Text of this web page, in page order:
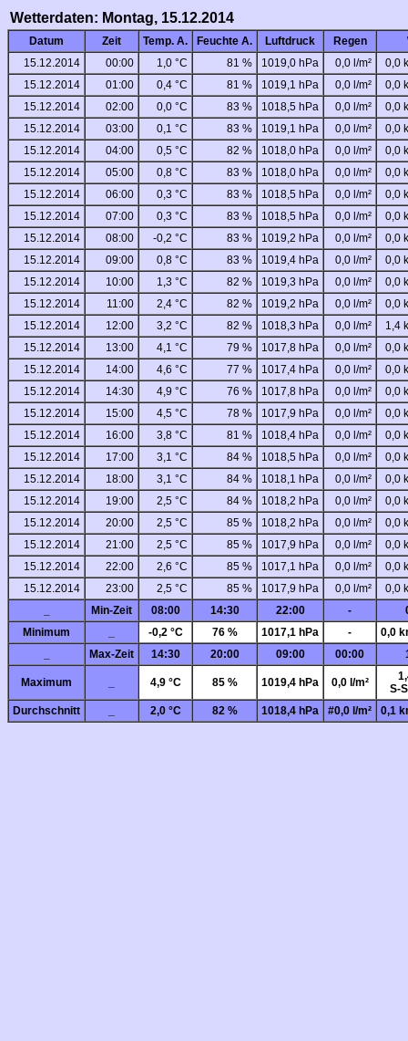
Wetterdaten: Montag, 15.12.2014
Datum Zeit Temp. A. Feuchte A. Luftdruck Regen
15.12.2014
00:00 1,0 °C 81 % 1019,0 hPa 0,0 l/m²
0,0
15.12.2014
01:00 0,4 °C 81 % 1019,1 hPa 0,0 l/m²
0,0
15.12.2014
02:00 0,0 °C 83 % 1018,5 hPa 0,0 l/m²
0,0
15.12.2014
03:00 0,1 °C 83 % 1019,1 hPa 0,0 l/m²
0,0
15.12.2014
04:00 0,5 °C 82 % 1018,0 hPa 0,0 l/m²
0,0
15.12.2014
05:00 0,8 °C 83 % 1018,0 hPa 0,0 l/m²
0,0
15.12.2014
06:00 0,3 °C 83 % 1018,5 hPa 0,0 l/m²
0,0
15.12.2014
07:00 0,3 °C 83 % 1018,5 hPa 0,0 l/m²
0,0
15.12.2014
08:00 -0,2 °C 83 % 1019,2 hPa 0,0 l/m²
0,0
15.12.2014
09:00 0,8 °C 83 % 1019,4 hPa 0,0 l/m²
0,0
15.12.2014
10:00 1,3 °C 82 % 1019,3 hPa 0,0 l/m²
0,0
15.12.2014
11:00 2,4 °C 82 % 1019,2 hPa 0,0 l/m²
0,0
15.12.2014
12:00 3,2 °C 82 % 1018,3 hPa 0,0 l/m²
1,4
15.12.2014
13:00 4,1 °C 79 % 1017,8 hPa 0,0 l/m²
0,0
15.12.2014
14:00 4,6 °C 77 % 1017,4 hPa 0,0 l/m²
0,0
15.12.2014
14:30 4,9 °C 76 % 1017,8 hPa 0,0 l/m²
0,0
15.12.2014
15:00 4,5 °C 78 % 1017,9 hPa 0,0 l/m²
0,0
15.12.2014
16:00 3,8 °C 81 % 1018,4 hPa 0,0 l/m²
0,0
15.12.2014
17:00 3,1 °C 84 % 1018,5 hPa 0,0 l/m²
0,0
15.12.2014
18:00 3,1 °C 84 % 1018,1 hPa 0,0 l/m²
0,0
15.12.2014
19:00 2,5 °C 84 % 1018,2 hPa 0,0 l/m²
0,0
15.12.2014
20:00 2,5 °C 85 % 1018,2 hPa 0,0 l/m²
0,0
15.12.2014
21:00 2,5 °C 85 % 1017,9 hPa 0,0 l/m²
0,0
15.12.2014
22:00 2,6 °C 85 % 1017,1 hPa 0,0 l/m²
0,0
15.12.2014
23:00 2,5 °C 85 % 1017,9 hPa 0,0 l/m²
0,0
Min-Zeit 08:00 14:30 22:00 -
Minimum
-0,2 °C 76 % 1017,1 hPa -
0,0
Max-Zeit 14:30 20:00 09:00 00:00
Maximum 4,9 °C 85 % 1019,4 hPa 0,0 l/m²
S-
Durchschnitt
2,0 °C 82 % 1018,4 hPa #0,0 l/m² 0,1